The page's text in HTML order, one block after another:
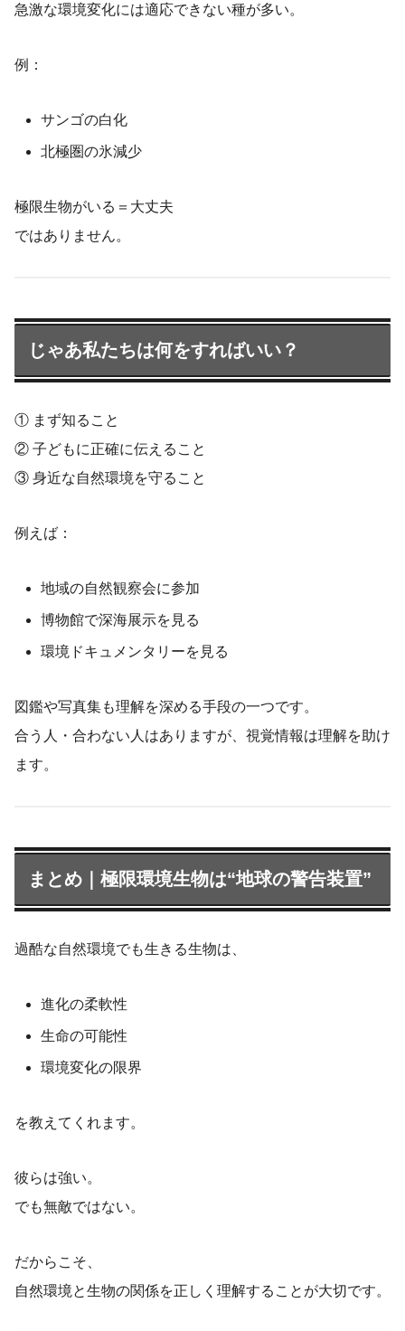
急激な環境変化には適応できない種が多い。
例：
サンゴの白化
北極圏の氷減少
極限生物がいる＝大丈夫
ではありません。
じゃあ私たちは何をすればいい？
① まず知ること
② 子どもに正確に伝えること
③ 身近な自然環境を守ること
例えば：
地域の自然観察会に参加
博物館で深海展示を見る
環境ドキュメンタリーを見る
図鑑や写真集も理解を深める手段の一つです。
合う人・合わない人はありますが、視覚情報は理解を助け
ます。
まとめ｜極限環境生物は“地球の警告装置”
過酷な自然環境でも生きる生物は、
進化の柔軟性
生命の可能性
環境変化の限界
を教えてくれます。
彼らは強い。
でも無敵ではない。
だからこそ、
自然環境と生物の関係を正しく理解することが大切です。